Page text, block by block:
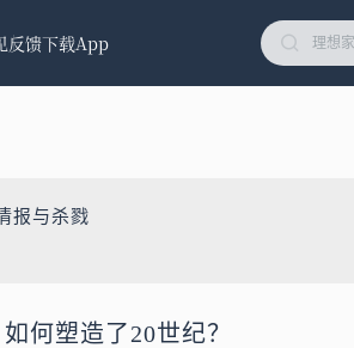
反馈下载App
报与杀戮
何塑造了20世纪？